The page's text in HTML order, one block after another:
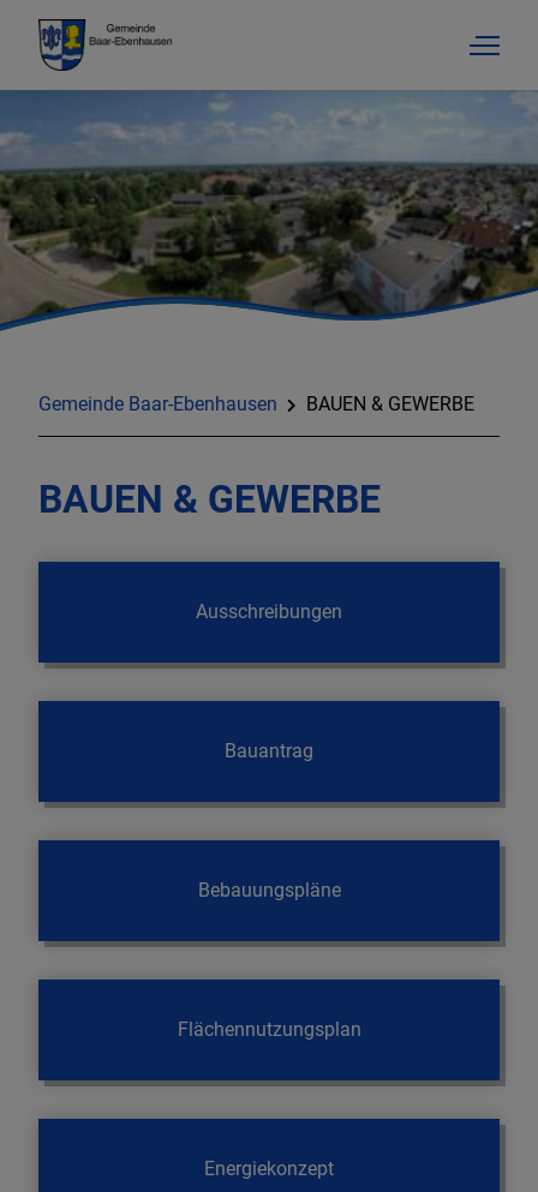
Gemeinde Baar-Ebenhausen BAUEN & GEWERBE
BAUEN & GEWERBE
Ausschreibungen
Bauantrag
Bebauungspläne
Flächennutzungsplan
Energiekonzept